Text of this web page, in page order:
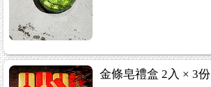
金條皂禮盒 2入 × 3份